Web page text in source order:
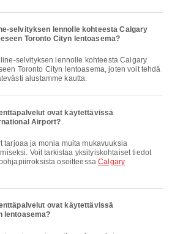
selvityksen lennolle kohteesta Calgary
Toronto Cityn lentoasema?
Toronto Cityn lentoasema, joten voit tehdä
alustamme kautta.
ovat käytettävissä
Airport?
Voit tarkistaa yksityiskohtaiset tiedot
osoitteessaCalgary
ovat käytettävissä
lentoasema?